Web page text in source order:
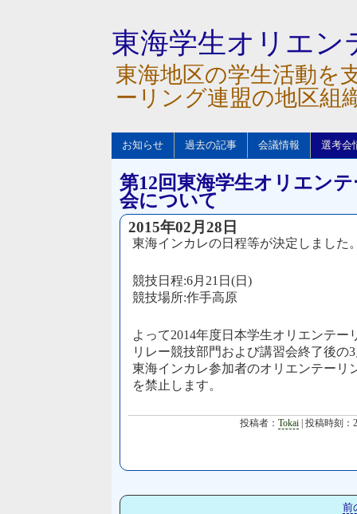
東海学生オリエン
東海地区の学生活動を
ーリング連盟の地区組
お知らせ 過去の記事 会議情報 選考会
第12回東海学生オリエン
会について
2015年02月28日
東海インカレの日程等が決定しました
競技日程:6月21日(日)
競技場所:作手高原
よって2014年度日本学生オリエンテー
リレー競技部門および講習会終了後の
東海インカレ参加者のオリエンテーリ
を禁止します。
投稿者： Tokai | 投稿時刻：
前